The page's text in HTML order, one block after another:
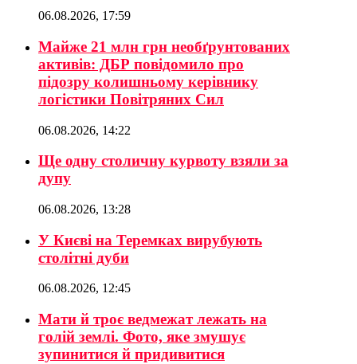
06.08.2026, 17:59
Майже 21 млн грн необґрунтованих
активів: ДБР повідомило про
підозру колишньому керівнику
логістики Повітряних Сил
06.08.2026, 14:22
Ще одну столичну курвоту взяли за
дупу
06.08.2026, 13:28
У Києві на Теремках вирубують
столітні дуби
06.08.2026, 12:45
Мати й троє ведмежат лежать на
голій землі. Фото, яке змушує
зупинитися й придивитися